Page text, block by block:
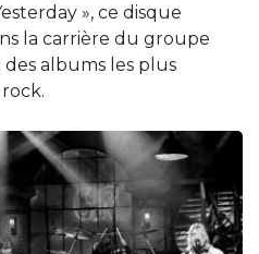
», ce disque
la carrière du groupe
albums les plus